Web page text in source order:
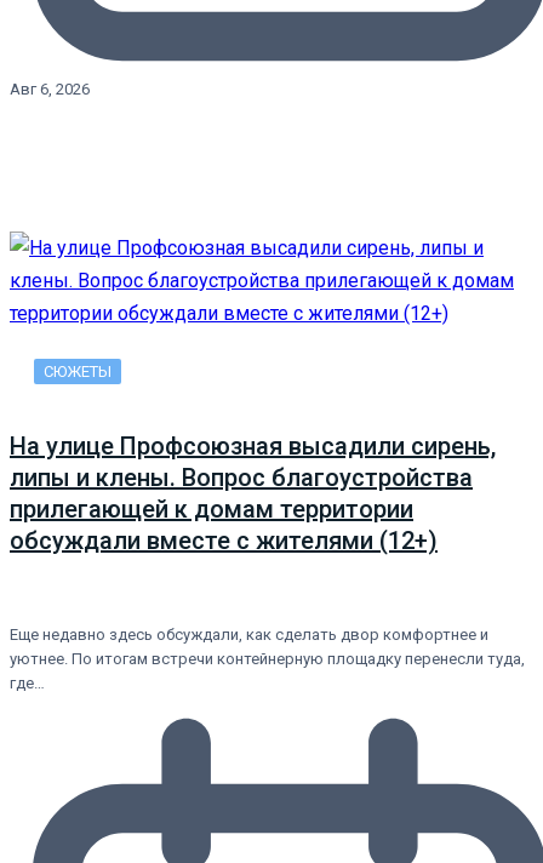
Авг 6, 2026
СЮЖЕТЫ
На улице Профсоюзная высадили сирень,
липы и клены. Вопрос благоустройства
прилегающей к домам территории
обсуждали вместе с жителями (12+)
Еще недавно здесь обсуждали, как сделать двор комфортнее и
уютнее. По итогам встречи контейнерную площадку перенесли туда,
где…